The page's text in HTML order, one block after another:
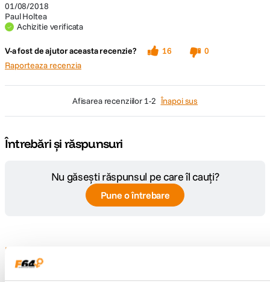
01/08/2018
Paul Holtea
Achizitie verificata
V-a fost de ajutor aceasta recenzie? 16
0
Raporteaza recenzia
afisarea recenziilor 1-2 Înapoi sus
Întrebări și răspunsuri
Nu găsești răspunsul pe care îl cauți?
Pune o întrebare
Informatii conformitate produs